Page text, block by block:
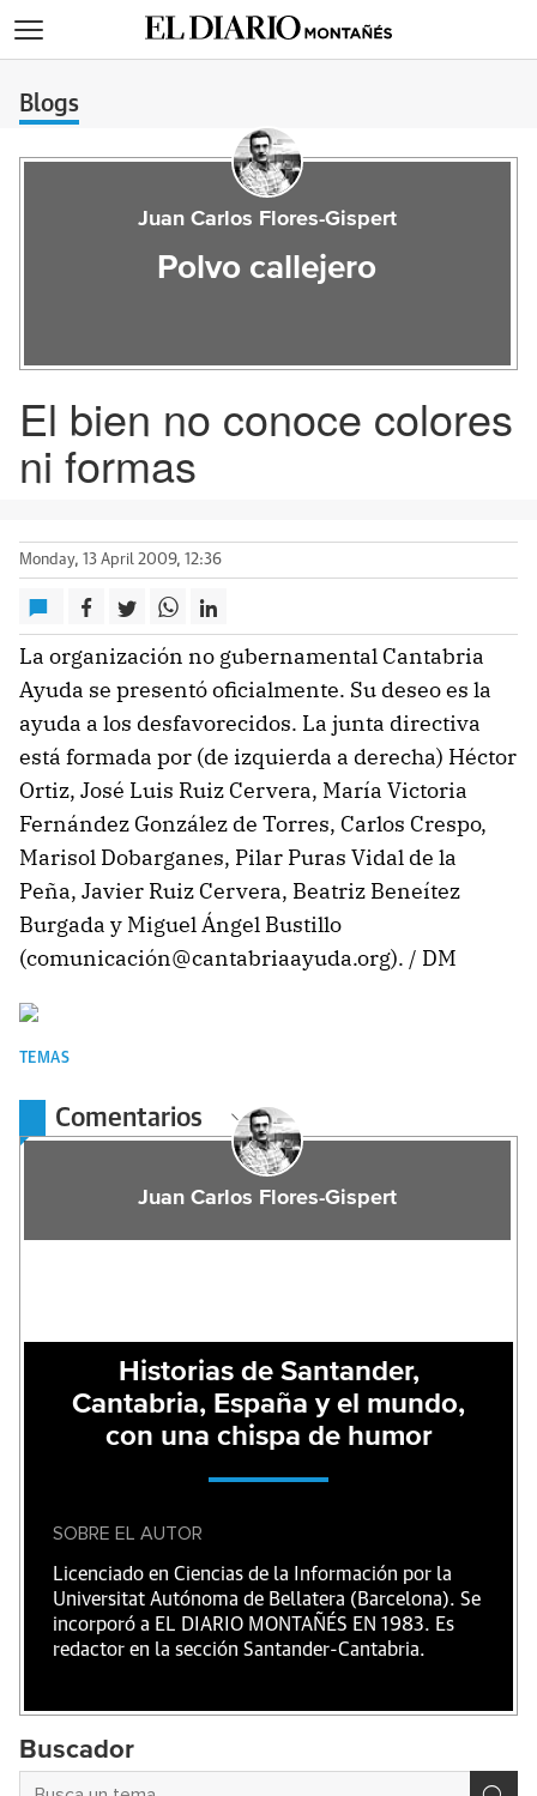
Blogs
Juan Carlos Flores-Gispert
Polvo callejero
El bien no conoce colores
ni formas
Monday, 13 April 2009, 12:36
La organización no gubernamental Cantabria
Ayuda se presentó oficialmente. Su deseo es la
ayuda a los desfavorecidos. La junta directiva
está formada por (de izquierda a derecha) Héctor
Ortiz, José Luis Ruiz Cervera, María Victoria
Fernández González de Torres, Carlos Crespo,
Marisol Dobarganes, Pilar Puras Vidal de la
Peña, Javier Ruiz Cervera, Beatriz Beneítez
Burgada y Miguel Ángel Bustillo
(comunicación@cantabriaayuda.org). / DM
TEMAS
Comentarios
Juan Carlos Flores-Gispert
Historias de Santander,
Cantabria, España y el mundo,
con una chispa de humor
SOBRE EL AUTOR
Licenciado en Ciencias de la Información por la
Universitat Autónoma de Bellatera (Barcelona). Se
incorporó a EL DIARIO MONTAÑÉS EN 1983. Es
redactor en la sección Santander-Cantabria.
Buscador